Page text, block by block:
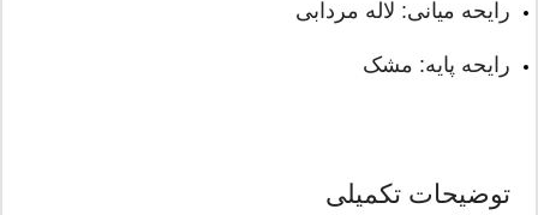
رایحه میانی: لاله مردابی
رایحه پایه: مشک
توضیحات تکمیلی